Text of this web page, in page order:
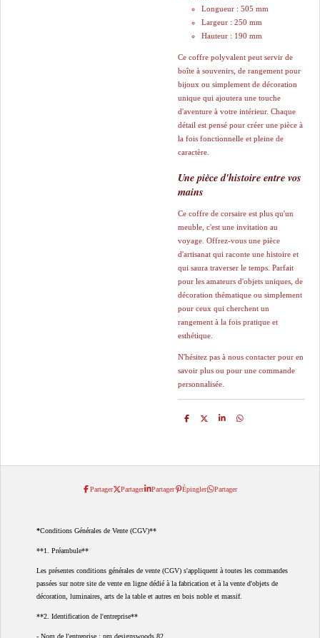
​Longueur : 505 mm
​Largeur : 250 mm
​Hauteur : 190 mm
​Ce coffre polyvalent peut servir de
boîte à souvenirs, de rangement pour
bijoux ou simplement de décoration
unique qui ajoutera une touche
d'aventure à votre intérieur. Chaque
détail est pensé pour créer une pièce à
la fois fonctionnelle et pleine de
caractère.
Une pièce d'histoire entre vos
mains
​Ce coffre de corsaire est plus qu'un
meuble, c'est une invitation au
voyage. Offrez-vous une pièce
d'artisanat qui raconte une histoire et
qui saura traverser le temps. Parfait
pour les amateurs d'objets uniques, de
décoration thématique ou simplement
pour ceux qui cherchent un
rangement à la fois pratique et
esthétique.
​N'hésitez pas à nous contacter pour en
savoir plus ou pour une commande
personnalisée.
P
e
P
e
P
e
P
e
Partager
Partager Partager Épingler Partager
*Conditions Générales de Vente (CGV)**
**1. Préambule**
Les présentes conditions générales de vente (CGV) s'appliquent à toutes les commandes
passées sur notre site de vente en ligne dédié à la fabrication et à la vente d'objets de
décoration, luminaires, arts de la table et autres en bois noble et massif.
**2. Identification de l'entreprise**